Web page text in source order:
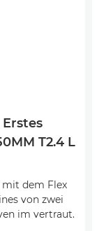
T2.4 L
mit dem Flex
von zwei
im vertraut.